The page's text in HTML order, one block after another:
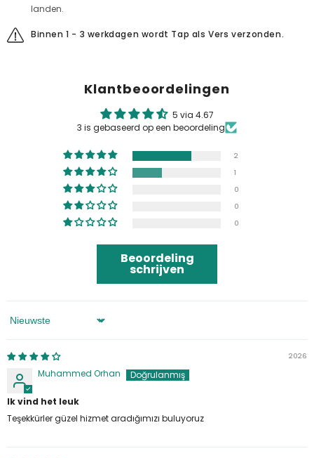
landen.
Binnen 1 - 3 werkdagen wordt Tap als Vers verzonden.
Klantbeoordelingen
5 via 4.67
3 is gebaseerd op een beoordeling
2
1
0
0
0
Beoordeling
schrijven
Sorteren Op
2026
Muhammed Orhan
Ik vind het leuk
Teşekkürler güzel hizmet aradığımızı buluyoruz